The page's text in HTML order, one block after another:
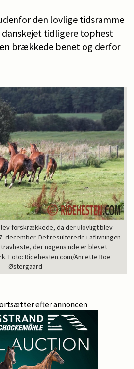
den lovlige tidsramme
danskejet tidligere tophest
brækkede benet og derfor
forskrækkede, da der ulovligt blev
december. Det resulterede i aflivningen
der nogensinde er blevet
Foto: Ridehesten.com/Annette Boe
Østergaard
efter annoncen